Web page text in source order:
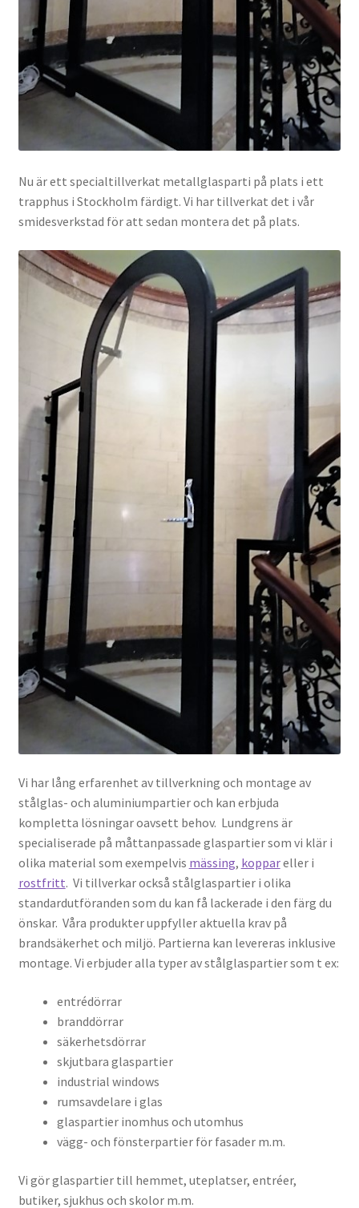
Nu är ett specialtillverkat metallglasparti på plats i ett
trapphus i Stockholm färdigt. Vi har tillverkat det i vår
smidesverkstad för att sedan montera det på plats.
Vi har lång erfarenhet av tillverkning och montage av
stålglas- och aluminiumpartier och kan erbjuda
kompletta lösningar oavsett behov. Lundgrens är
specialiserade på måttanpassade glaspartier som vi klär i
olika material som exempelvis mässing, koppareller i
rostfritt. Vi tillverkar också stålglaspartier i olika
standardutföranden som du kan få lackerade i den färg du
önskar. Våra produkter uppfyller aktuella krav på
brandsäkerhet och miljö. Partierna kan levereras inklusive
montage. Vi erbjuder alla typer av stålglaspartier som t ex:
entrédörrar
branddörrar
säkerhetsdörrar
skjutbara glaspartier
industrial windows
rumsavdelare i glas
glaspartier inomhus och utomhus
vägg- och fönsterpartier för fasader m.m.
Vi gör glaspartier till hemmet, uteplatser, entréer,
butiker, sjukhus och skolor m.m.